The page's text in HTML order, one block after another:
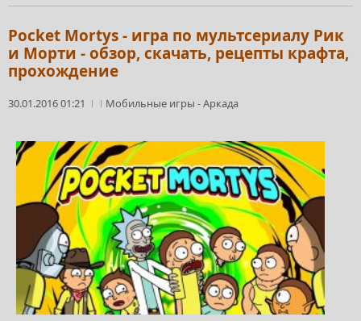
Pocket Mortys - игра по мультсериалу Рик
и Морти - обзор, скачать, рецепты крафта,
прохождение
30.01.2016 01:21 Мобильные игры -Аркада